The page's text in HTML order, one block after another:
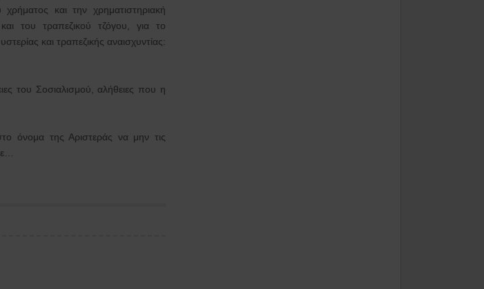
χρήματος και την χρηματιστηριακή
του τραπεζικού τζόγου, για το
και τραπεζικής αναισχυντίας:
του Σοσιαλισμού, αλήθειες που η
όνομα της Αριστεράς να μην τις